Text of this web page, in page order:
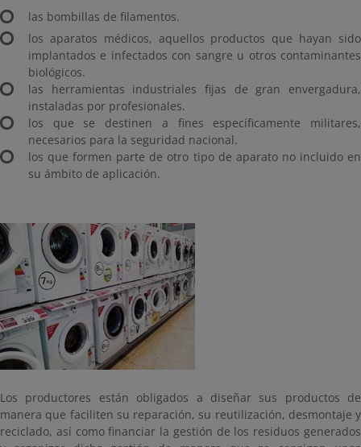
las bombillas de filamentos.
los aparatos médicos, aquellos productos que hayan sido
implantados e infectados con sangre u otros contaminantes
biológicos.
las herramientas industriales fijas de gran envergadura,
instaladas por profesionales.
los que se destinen a fines específicamente militares,
necesarios para la seguridad nacional.
los que formen parte de otro tipo de aparato no incluido en
su ámbito de aplicación.
Los productores están obligados a diseñar sus productos de
manera que faciliten su reparación, su reutilización, desmontaje y
reciclado, así como financiar la gestión de los residuos generados